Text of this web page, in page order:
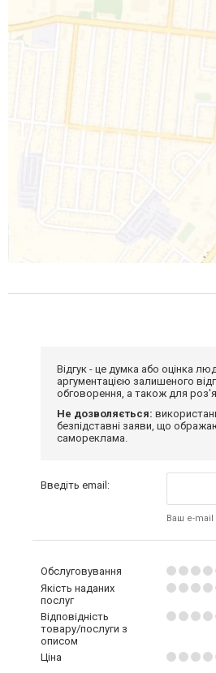
Відгук - це думка або оцінка
аргументацією залишеного
обговорення, а також для
Не дозволяється:
безпідставні заяви, що
самореклама.
Введіть email:
Ваш e-mail
Обслуговування
Якість наданих
послуг
Відповідність
товару/послуги з
описом
Ціна